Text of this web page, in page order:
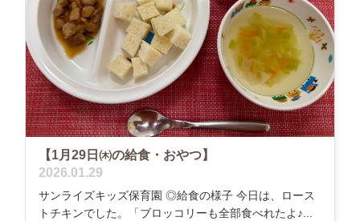
【1月29日㈭の給食・おやつ】
2026.01.29
サンライズキッズ保育園 ◎給食の様子 今日は、ロース
トチキンでした。「ブロッコリーも全部食べれたよ♪...